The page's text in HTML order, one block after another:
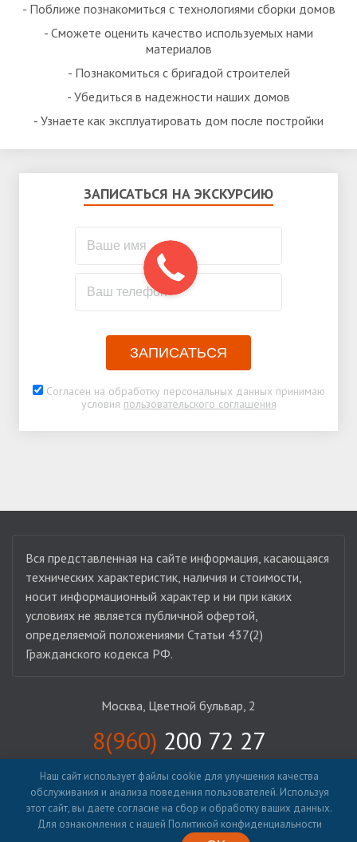
- Поближе познакомиться с технологиями сборки домов
- Сможете оценить качество используемых нами
материалов
- Познакомиться с бригадой строителей
- Убедиться в надежности наших домов
- Узнаете как эксплуатировать дом после постройки
ЗАПИСАТЬСЯ НА ЭКСКУРСИЮ
ЗАПИСАТЬСЯ
Согласен на обработку персональных данных принимаю
условия пользовательского соглашения
Наш сайт использует файлы cookie для улучшения качества
обслуживания и анализа поведения пользователей. Используя
этот сайт, вы даете согласие на сбор и обработку ваших данных.
Для ознакомления с нашей Политикой конфиденциальности
Вся представленная на сайте информация, касающаяся
технических характеристик, наличия и стоимости,
носит информационный характер и ни при каких
условиях не является публичной офертой,
определяемой положениями Статьи 437(2)
Гражданского кодекса РФ.
Москва, Цветной бульвар, 2
8(960) 200 72 27
ЗАКАЗАТЬ КОНСУЛЬТАЦИЮ
КАТАЛОГ